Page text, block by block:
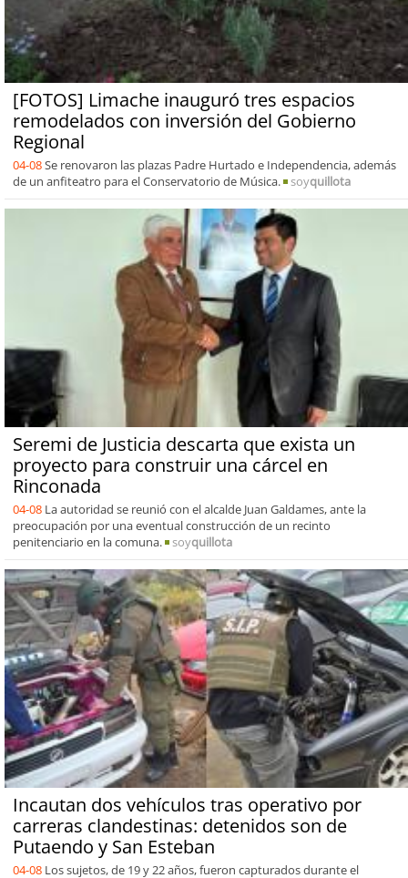
[FOTOS] Limache inauguró tres espacios
remodelados con inversión del Gobierno
Regional
04-08Se renovaron las plazas Padre Hurtado e Independencia, además
de un anfiteatro para el Conservatorio de Música.
soyquillota
Seremi de Justicia descarta que exista un
proyecto para construir una cárcel en
Rinconada
04-08 La autoridad se reunió con el alcalde Juan Galdames, ante la
preocupación por una eventual construcción de un recinto
penitenciario en la comuna.
soyquillota
Incautan dos vehículos tras operativo por
carreras clandestinas: detenidos son de
Putaendo y San Esteban
04-08 Los sujetos, de 19 y 22 años, fueron capturados durante el